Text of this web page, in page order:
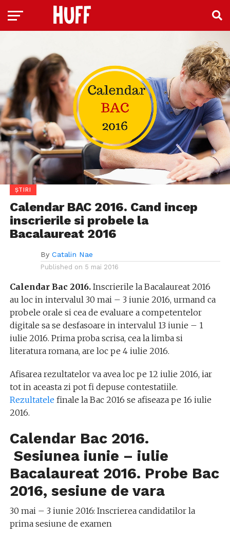
ȘTIRI
Calendar BAC 2016. Cand incep
inscrierile si probele la
Bacalaureat 2016
By Catalin Nae
Published on 5 mai 2016
Calendar Bac 2016.Inscrierile la Bacalaureat 2016
au loc in intervalul 30 mai – 3 iunie 2016, urmand ca
probele orale si cea de evaluare a competentelor
digitale sa se desfasoare in intervalul 13 iunie – 1
iulie 2016. Prima proba scrisa, cea la limba si
literatura romana, are loc pe 4 iulie 2016.
Afisarea rezultatelor va avea loc pe 12 iulie 2016, iar
tot in aceasta zi pot fi depuse contestatiile.
Rezultatelefinale la Bac 2016 se afiseaza pe 16 iulie
2016.
Calendar Bac 2016.
Sesiunea iunie – iulie
Bacalaureat 2016. Probe Bac
2016, sesiune de vara
30 mai – 3 iunie 2016: Inscrierea candidatilor la
prima sesiune de examen